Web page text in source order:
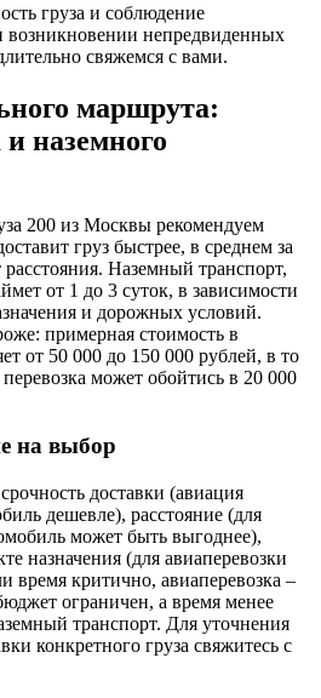
груза и соблюдение
возникновении непредвиденных
свяжемся с вами.
маршрута:
наземного
200 из Москвы рекомендуем
груз быстрее, в среднем за
расстояния. Наземный транспорт,
от 1 до 3 суток, в зависимости
и дорожных условий.
примерная стоимость в
от 50 000 до 150 000 рублей, в то
может обойтись в 20 000
на выбор
доставки (авиация
дешевле), расстояние (для
может быть выгоднее),
назначения (для авиаперевозки
время критично, авиаперевозка –
ограничен, а время менее
транспорт. Для уточнения
конкретного груза свяжитесь с